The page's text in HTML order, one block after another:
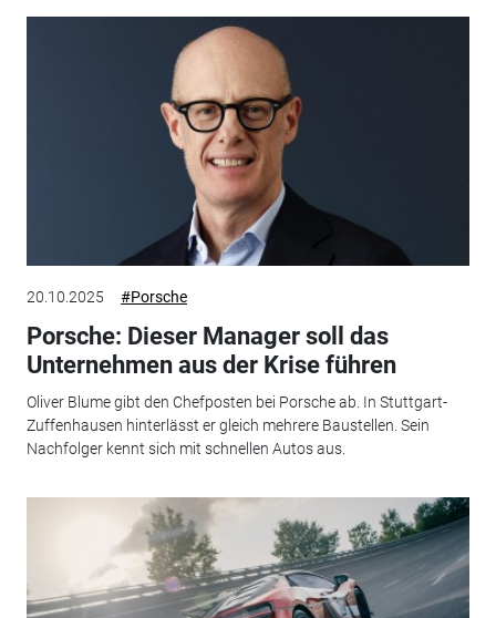
20.10.2025 #Porsche
Porsche: Dieser Manager soll das
Unternehmen aus der Krise führen
Oliver Blume gibt den Chefposten bei Porsche ab. In Stuttgart-
Zuffenhausen hinterlässt er gleich mehrere Baustellen. Sein
Nachfolger kennt sich mit schnellen Autos aus.